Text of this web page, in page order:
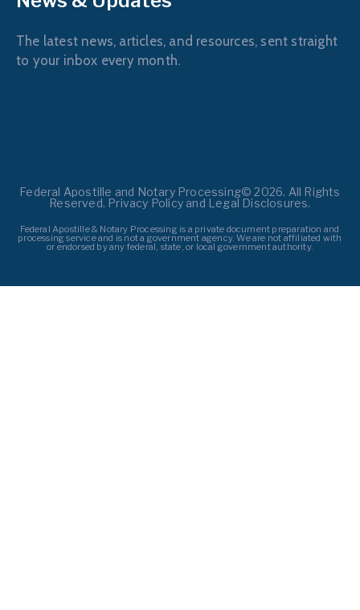
The latest news, articles, and resources, sent straight
to your inbox every month.
Federal Apostille and Notary Processing© 2026. All Rights
Reserved. Privacy Policy and Legal Disclosures.
Federal Apostille & Notary Processing is a private document preparation and
processing service and is not a government agency. We are not affiliated with
or endorsed by any federal, state, or local government authority.